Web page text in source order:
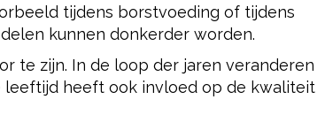
tijdens borstvoeding of tijdens
kunnen donkerder worden.
te zijn. In de loop der jaren veranderen
leeftijd heeft ook invloed op de kwaliteit